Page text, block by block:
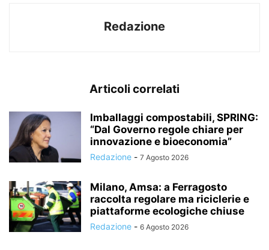
Redazione
Articoli correlati
Imballaggi compostabili, SPRING:
“Dal Governo regole chiare per
innovazione e bioeconomia”
Redazione - 7 Agosto 2026
Milano, Amsa: a Ferragosto
raccolta regolare ma riciclerie e
piattaforme ecologiche chiuse
Redazione - 6 Agosto 2026